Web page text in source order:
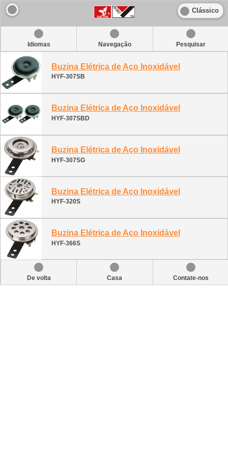
Clássico
Idiomas Navegação Pesquisar
Buzina Elétrica de Aço Inoxidável
HYF-307SB
Buzina Elétrica de Aço Inoxidável
HYF-307SBD
Buzina Elétrica de Aço Inoxidável
HYF-307SG
Buzina Elétrica de Aço Inoxidável
HYF-320S
Buzina Elétrica de Aço Inoxidável
HYF-366S
De volta Casa Contate-nos